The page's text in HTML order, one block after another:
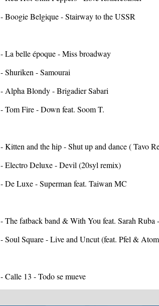
- Boogie Belgique - Stairway to the USSR
- La belle époque - Miss broadway
- Shuriken - Samourai
- Alpha Blondy - Brigadier Sabari
- Tom Fire - Down feat. Soom T.
- Kitten and the hip - Shut up and dance ( Tavo
- Electro Deluxe - Devil (20syl remix)
- De Luxe - Superman feat. Taiwan MC
- The fatback band & With You feat. Sarah Ruba
- Soul Square - Live and Uncut (feat. Pfel &
- Calle 13 - Todo se mueve